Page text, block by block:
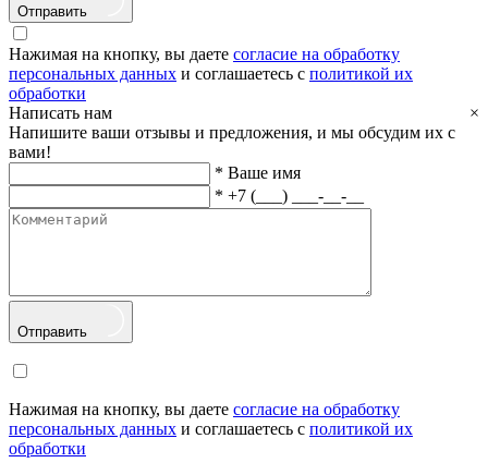
Отправить
Нажимая на кнопку, вы даете согласие на обработку
персональных данных и соглашаетесь с политикой их
обработки
Написать нам
×
Напишите ваши отзывы и предложения, и мы обсудим их с
вами!
* Ваше имя
* +7 (___) ___-__-__
Отправить
Нажимая на кнопку, вы даете согласие на обработку
персональных данных и соглашаетесь с политикой их
обработки